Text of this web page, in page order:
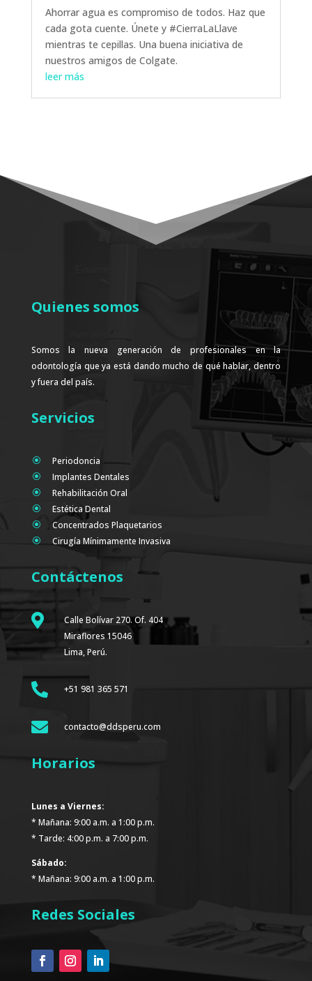
Ahorrar agua es compromiso de todos. Haz que
cada gota cuente. Únete y #CierraLaLlave
mientras te cepillas. Una buena iniciativa de
nuestros amigos de Colgate.
leer más
Quienes somos
Somos la nueva generación de profesionales en la
odontología que ya está dando mucho de qué hablar, dentro
y fuera del país.
Servicios
\ Periodoncia
\ Implantes Dentales
\ Rehabilitación Oral
\ Estética Dental
\ Concentrados Plaquetarios
\ Cirugía Mínimamente Invasiva
Contáctenos

Calle Bolívar 270. Of. 404
Miraflores 15046
Lima, Perú.
 +51 981 365 571
 contacto@ddsperu.com
Horarios
Lunes a Viernes:
* Mañana: 9:00 a.m. a 1:00 p.m.
* Tarde: 4:00 p.m. a 7:00 p.m.
Sábado:
* Mañana: 9:00 a.m. a 1:00 p.m.
Redes Sociales